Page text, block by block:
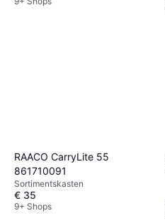
RAACO CarryLite 55
861710091
Sortimentskasten
€ 35
9+ Shops